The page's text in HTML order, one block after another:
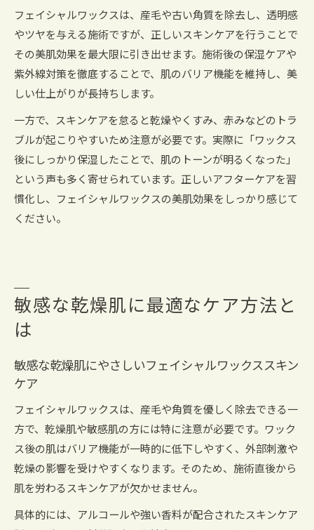
フェイシャルワックスは、産毛や古い角質を除去し、透明感
やツヤを与える施術ですが、正しいスキンケアを行うことで
その美肌効果を最大限に引き出せます。施術後の保湿ケアや
紫外線対策を徹底することで、肌のバリア機能を維持し、美
しい仕上がりが長持ちします。
一方で、スキンケアを怠ると乾燥やくすみ、赤みなどのトラ
ブルが起こりやすいため注意が必要です。実際に「ワックス
後にしっかり保湿したことで、肌のトーンが明るくなった」
という声も多く寄せられています。正しいアフターケアを習
慣化し、フェイシャルワックスの美肌効果をしっかり感じて
ください。
敏感な乾燥肌に最適なケア方法と
は
敏感な乾燥肌にやさしいフェイシャルワックススキン
ケア
フェイシャルワックスは、産毛や角質を優しく除去できる一
方で、乾燥肌や敏感肌の方には特に注意が必要です。ワック
ス後の肌はバリア機能が一時的に低下しやすく、外部刺激や
乾燥の影響を受けやすくなります。そのため、施術直後から
肌を労わるスキンケアが欠かせません。
具体的には、アルコールや強い香料が配合されたスキンケア